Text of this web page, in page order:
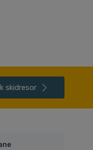
skidresor